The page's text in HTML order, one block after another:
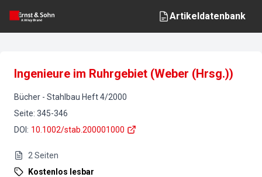
Artikeldatenbank
Ingenieure im Ruhrgebiet (Weber (Hrsg.))
Bücher - Stahlbau Heft4/2000
Seite: 345-346
DOI : 10.1002/stab.200001000
2 Seiten
Kostenlos lesbar